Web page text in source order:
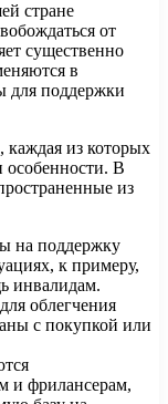
стране
от
существенно
в
для поддержки
каждая из которых
особенности. В
из
на поддержку
к примеру,
инвалидам.
облегчения
с покупкой или
и фрилансерам,